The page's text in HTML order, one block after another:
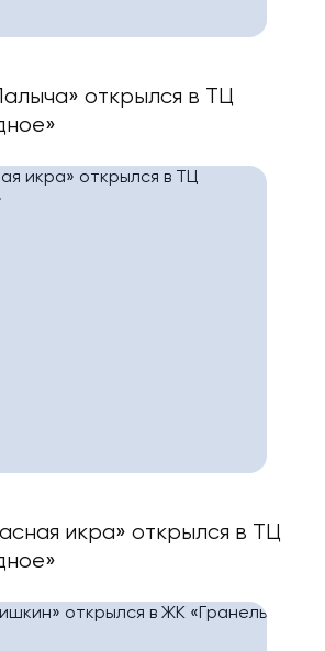
открылся в ТЦ
икра» открылся в ТЦ